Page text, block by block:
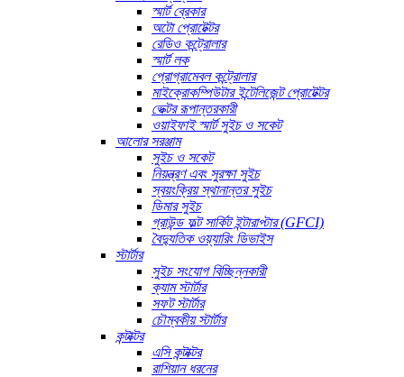
স্মার্ট ব্রেকার
অটো প্রোটেক্টর
রেডিও কন্ট্রোলার
স্মার্ট লক
প্রোগ্রামেবল কন্ট্রোলার
মাইক্রোকম্পিউটার ইন্টেলিজেন্ট প্রোটেক্টর
ভেক্টর রূপান্তরকারী
ওয়াইফাই স্মার্ট সুইচ ও সকেট
আলোর সরঞ্জাম
সুইচ ও সকেট
নিয়ন্ত্রণ এবং সুরক্ষা সুইচ
স্বয়ংক্রিয় স্থানান্তর সুইচ
ডিমার সুইচ
গ্রাউন্ড ফল্ট সার্কিট ইন্টারাপ্টার (GFCI)
বৈদ্যুতিক ওয়্যারিং ডিভাইস
স্টার্টার
সুইচ সংযোগ বিচ্ছিন্নকারী
ক্যাম স্টার্টার
সফট স্টার্টার
চৌম্বকীয় স্টার্টার
কন্টাক্টর
এসি কন্টাক্টর
রাশিয়ান ধরনের